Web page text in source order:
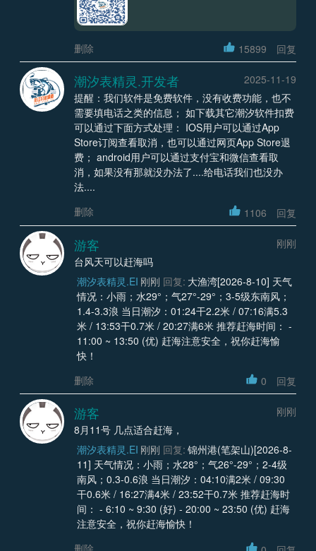
删除 15899 回复
潮汐表精灵.开发者
2025-11-19
提醒：我们软件是免费软件，没有收费功能，也不
需要填电话之类的信息； 如下载其它潮汐软件扣费
可以通过下面方式处理： IOS用户可以通过App
Store订阅查看取消，也可以通过网页App Store退
费； android用户可以通过支付宝和微信查看取
消，如果没有那就没办法了....给电话我们也没办
法....
删除
1106 回复
游客
刚刚
台风天可以赶海吗
潮汐表精灵.EI 刚刚 回复: 大渔湾[2026-8-10] 天气
情况：小雨；水29°；气27°-29°；3-5级东南风；
1.4-3.3浪 当日潮汐：01:24干2.2米 / 07:16满5.3
米 / 13:53干0.7米 / 20:27满6米 推荐赶海时间： -
11:00 ~ 13:50 (优) 赶海注意安全，祝你赶海愉
快！
删除
0 回复
游客
刚刚
8月11号 几点适合赶海，
潮汐表精灵.EI 刚刚 回复: 锦州港(笔架山)[2026-8-
11] 天气情况：小雨；水28°；气26°-29°；2-4级
南风；0.3-0.6浪 当日潮汐：04:10满2米 / 09:30
干0.6米 / 16:27满4米 / 23:52干0.7米 推荐赶海时
间： - 6:10 ~ 9:30 (好) - 20:00 ~ 23:50 (优) 赶海
注意安全，祝你赶海愉快！